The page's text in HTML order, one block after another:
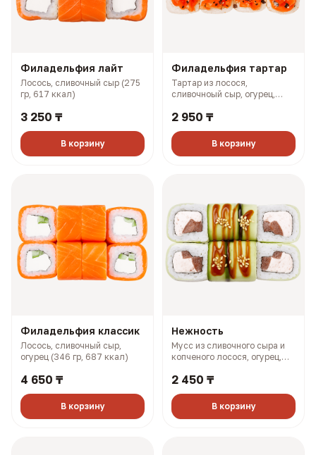
Филадельфия лайт
Лосось, сливочный сыр (275
гр, 617 ккал)
3 250 ₸
В корзину
Филадельфия тартар
Тартар из лосося,
сливочноый сыр, огурец,
ккал)
2 950 ₸
В корзину
Филадельфия классик
Лосось, сливочный сыр,
огурец (346 гр, 687 ккал)
4 650 ₸
В корзину
Нежность
Мусс из сливочного сыра и
копченого лосося, огурец,
376 ккал)
2 450 ₸
В корзину